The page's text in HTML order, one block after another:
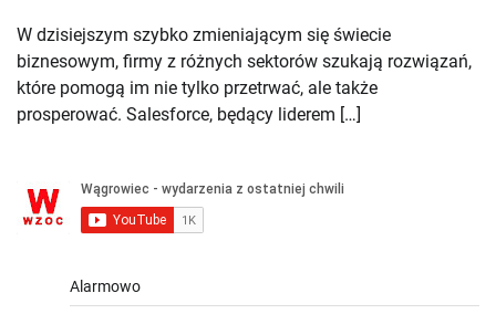
W dzisiejszym szybko zmieniającym się świecie
biznesowym, firmy z różnych sektorów szukają rozwiązań,
które pomogą im nie tylko przetrwać, ale także
prosperować. Salesforce, będący liderem […]
Alarmowo